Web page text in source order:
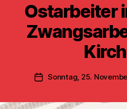
Ostarbeiter
Veröffentlichungsdatum
Sonntag, 25.